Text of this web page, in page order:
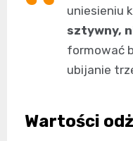
uniesieniu
sztywny,
formować
ubijanie
Wartości